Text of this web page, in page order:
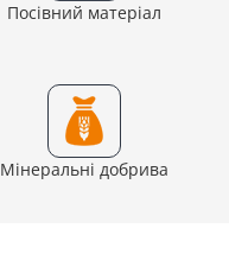
Посівний матеріал
Мінеральні добрива